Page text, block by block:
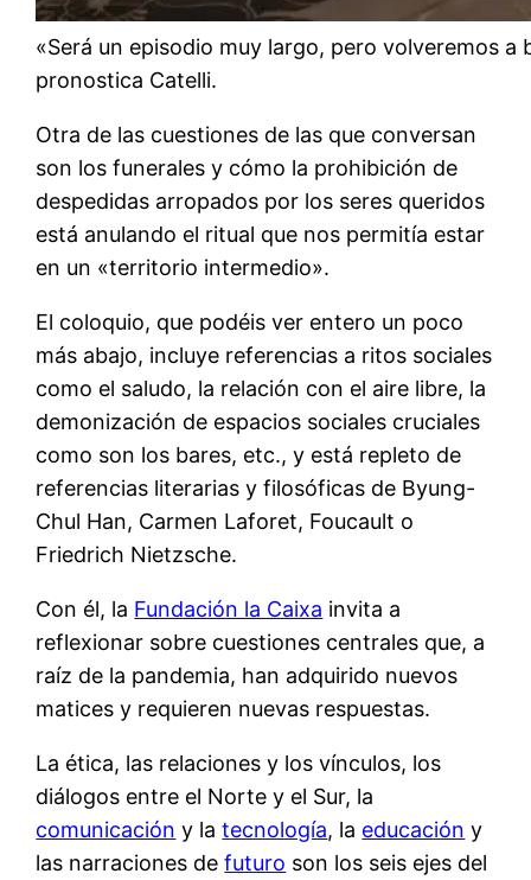
«Será un episodio muy largo, pero volveremos
pronostica Catelli.
Otra de las cuestiones de las que conversan
son los funerales y cómo la prohibición de
despedidas arropados por los seres queridos
está anulando el ritual que nos permitía estar
en un «territorio intermedio».
El coloquio, que podéis ver entero un poco
más abajo, incluye referencias a ritos sociales
como el saludo, la relación con el aire libre, la
demonización de espacios sociales cruciales
como son los bares, etc., y está repleto de
referencias literarias y filosóficas de Byung-
Chul Han, Carmen Laforet, Foucault o
Friedrich Nietzsche.
Con él, la Fundación la Caixa invita a
reflexionar sobre cuestiones centrales que, a
raíz de la pandemia, han adquirido nuevos
matices y requieren nuevas respuestas.
La ética, las relaciones y los vínculos, los
diálogos entre el Norte y el Sur, la
comunicación y latecnología, la educación y
las narraciones defuturo son los seis ejes del